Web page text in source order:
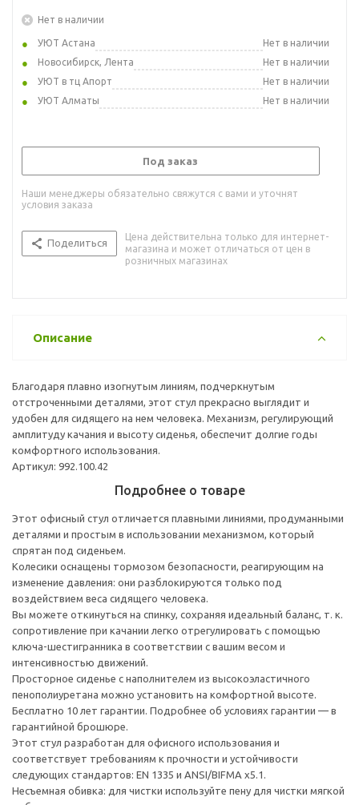
Нет в наличии
УЮТ Астана
Нет в наличии
Новосибирск, Лента
Нет в наличии
УЮТ в тц Апорт
Нет в наличии
УЮТ Алматы
Нет в наличии
Под заказ
Наши менеджеры обязательно свяжутся с вами и уточнят
условия заказа
Поделиться
Цена действительна только для интернет-
магазина и может отличаться от цен в
розничных магазинах
Описание
Благодаря плавно изогнутым линиям, подчеркнутым
отстроченными деталями, этот стул прекрасно выглядит и
удобен для сидящего на нем человека. Механизм, регулирующий
амплитуду качания и высоту сиденья, обеспечит долгие годы
комфортного использования.
Артикул: 992.100.42
Подробнее о товаре
Этот офисный стул отличается плавными линиями, продуманными
деталями и простым в использовании механизмом, который
спрятан под сиденьем.
Колесики оснащены тормозом безопасности, реагирующим на
изменение давления: они разблокируются только под
воздействием веса сидящего человека.
Вы можете откинуться на спинку, сохраняя идеальный баланс, т. к.
сопротивление при качании легко отрегулировать с помощью
ключа-шестигранника в соответствии с вашим весом и
интенсивностью движений.
Просторное сиденье с наполнителем из высокоэластичного
пенополиуретана можно установить на комфортной высоте.
Бесплатно 10 лет гарантии. Подробнее об условиях гарантии — в
гарантийной брошюре.
Этот стул разработан для офисного использования и
соответствует требованиям к прочности и устойчивости
следующих стандартов: EN 1335 и ANSI/BIFMA x5.1.
Несъемная обивка: для чистки используйте пену для чистки мягкой